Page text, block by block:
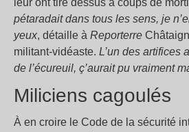
leur ont tiré dessus à coups de
pétaradait dans tous les sens, je
yeux, détaille à Reporterre
militant-vidéaste. L’un des artifices
de l’écureuil, ç’aurait pu vraiment
Miliciens cagoulés
À en croire le Code de la sécurité